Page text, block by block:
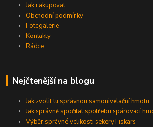
Jak nakupovat
Obchodní podmínky
Fotogalerie
Kontakty
Rádce
Nejčtenější na blogu
Jak zvolit tu správnou samonivelační hmotu
Jak správně spočítat spotřebu spárovací
Výběr správné velikosti sekery Fiskars